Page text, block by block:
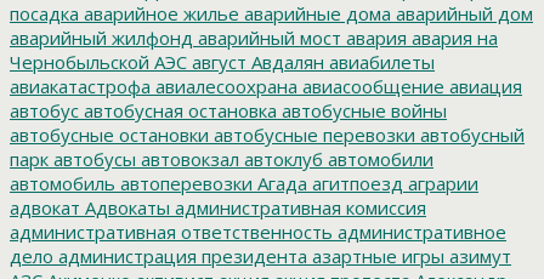
посадка аварийное жилье аварийные дома аварийный дом
аварийный жилфонд аварийный мост авария авария на
Чернобыльской АЭС август Авдалян авиабилеты
авиакатастрофа авиалесоохрана авиасообщение авиация
автобус автобусная остановка автобусные войны
автобусные остановки автобусные перевозки автобусный
парк автобусы автовокзал автоклуб автомобили
автомобиль автоперевозки Агада агитпоезд аграрии
адвокат Адвокаты административная комиссия
административная ответственность административное
дело администрация президента азартные игры азимут